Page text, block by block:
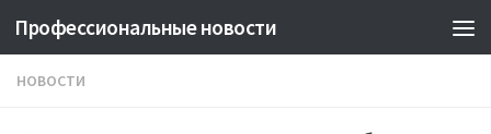
Профессиональные новости
НОВОСТИ